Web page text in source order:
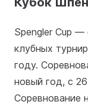
Spengler Cup —
клубных
году.
новый год, с
Соревнование